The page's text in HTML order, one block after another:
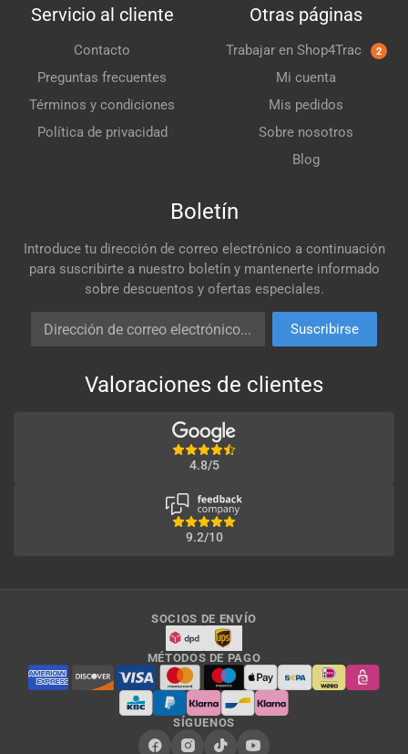
Servicio al cliente
Contacto
Preguntas frecuentes
Términos y condiciones
Política de privacidad
Otras páginas
Trabajar en Shop4Trac 2
Mi cuenta
Mis pedidos
Sobre nosotros
Blog
Boletín
Introduce tu dirección de correo electrónico a continuación
para suscribirte a nuestro boletín y mantenerte informado
sobre descuentos y ofertas especiales.
Dirección de correo electrónico
Suscribirse
Valoraciones de clientes
4.8/5
9.2/10
SOCIOS DE ENVÍO
MÉTODOS DE PAGO
SÍGUENOS